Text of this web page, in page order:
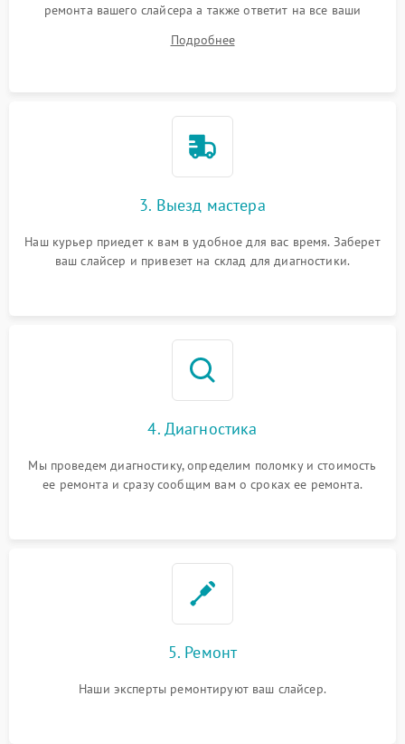
ремонта вашего слайсера а также ответит на все ваши
Подробнее
3. Выезд мастера
Наш курьер приедет к вам в удобное для вас время. Заберет
ваш слайсер и привезет на склад для диагностики.
4. Диагностика
Мы проведем диагностику, определим поломку и стоимость
ее ремонта и сразу сообщим вам о сроках ее ремонта.
5. Ремонт
Наши эксперты ремонтируют ваш слайсер.